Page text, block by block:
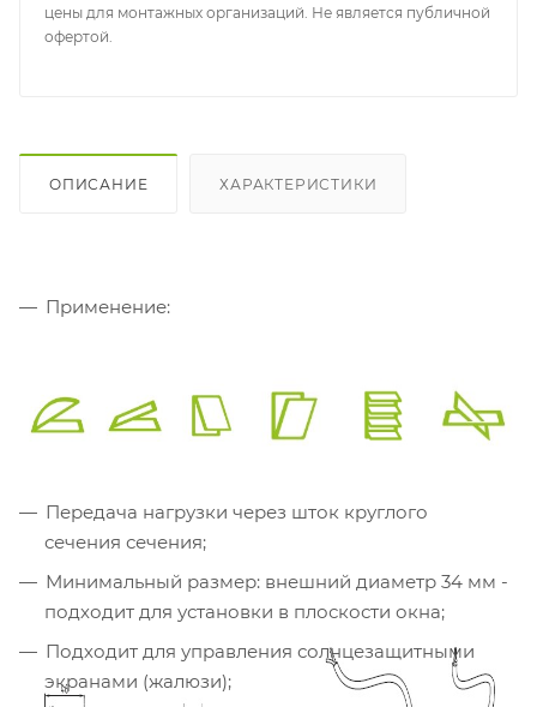
цены для монтажных организаций. Не является публичной
офертой.
ОПИСАНИЕ ХАРАКТЕРИСТИКИ
Применение:
Передача нагрузки через шток круглого
сечения сечения;
Минимальный размер: внешний диаметр 34 мм -
подходит для установки в плоскости окна;
Подходит для управления солнцезащитными
экранами (жалюзи);